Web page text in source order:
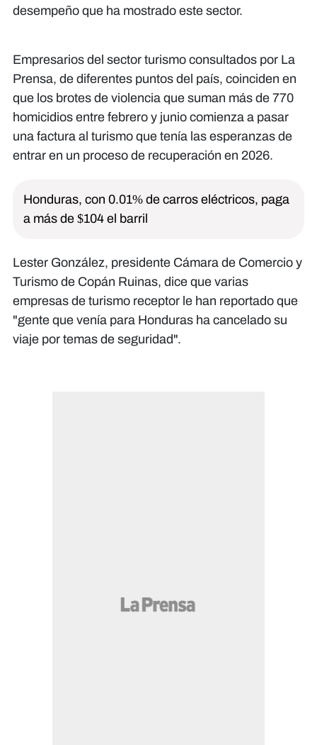
desempeño que ha mostrado este sector.
Empresarios del sector turismo consultados por La
Prensa, de diferentes puntos del país, coinciden en
que los brotes de violencia que suman más de 770
homicidios entre febrero y junio comienza a pasar
una factura al turismo que tenía las esperanzas de
entrar en un proceso de recuperación en 2026.
Honduras, con 0.01% de carros eléctricos, paga
a más de $104 el barril
Lester González, presidente Cámara de Comercio y
Turismo de Copán Ruinas, dice que varias
empresas de turismo receptor le han reportado que
"gente que venía para Honduras ha cancelado su
viaje por temas de seguridad".